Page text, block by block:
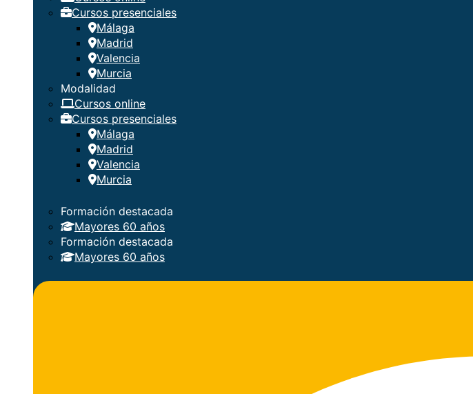
Cursos presenciales
Málaga
Madrid
Valencia
Murcia
Modalidad
Cursos online
Cursos presenciales
Málaga
Madrid
Valencia
Murcia
Formación destacada
Mayores 60 años
Formación destacada
Mayores 60 años